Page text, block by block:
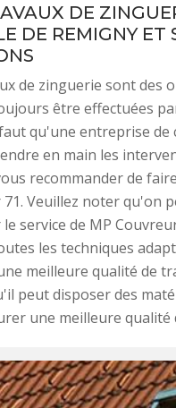
DE
DE REMIGNY ET
de zinguerie sont des
être effectuées
qu'une entreprise de
en main les
recommander de
Veuillez noter qu'on
service de MP
les techniques
meilleure qualité de
peut disposer des
une meilleure qualité